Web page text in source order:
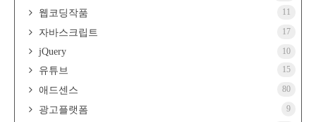
웹코딩작품 11
자바스크립트 17
jQuery 10
유튜브 15
애드센스 80
광고플랫폼 9